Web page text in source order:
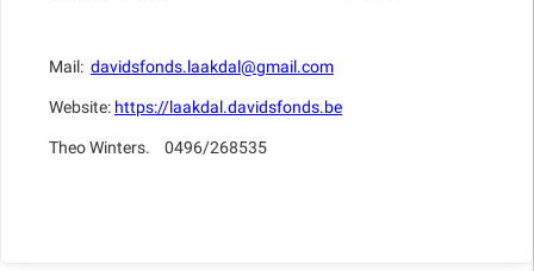
Mail: davidsfonds.laakdal@gmail.com
Website: https://laakdal.davidsfonds.be
Theo Winters. 0496/268535